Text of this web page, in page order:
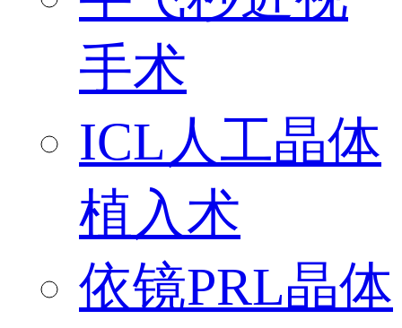
手术
ICL人工晶体
植入术
依镜PRL晶体